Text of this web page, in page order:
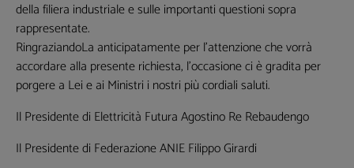
della filiera industriale e sulle importanti questioni sopra
rappresentate.
RingraziandoLa anticipatamente per l’attenzione che vorrà
accordare alla presente richiesta, l’occasione ci è gradita per
porgere a Lei e ai Ministri i nostri più cordiali saluti.
Il Presidente di Elettricità Futura Agostino Re Rebaudengo
Il Presidente di Federazione ANIE Filippo Girardi